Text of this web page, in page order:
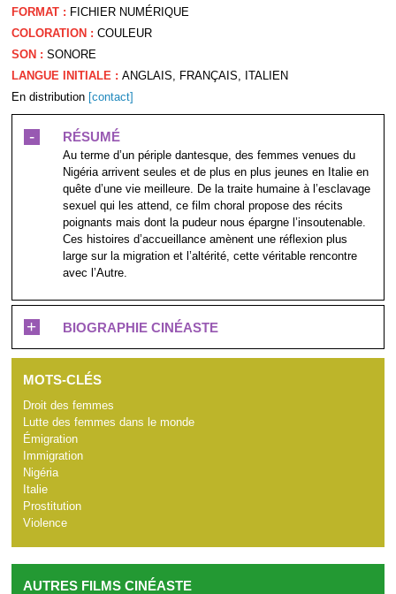
FORMAT : FICHIER NUMÉRIQUE
COLORATION : COULEUR
SON : SONORE
LANGUE INITIALE : ANGLAIS, FRANÇAIS, ITALIEN
En distribution [contact]
- RÉSUMÉ
Au terme d’un périple dantesque, des femmes venues du
Nigéria arrivent seules et de plus en plus jeunes en Italie en
quête d’une vie meilleure. De la traite humaine à l’esclavage
sexuel qui les attend, ce film choral propose des récits
poignants mais dont la pudeur nous épargne l’insoutenable.
Ces histoires d’accueillance amènent une réflexion plus
large sur la migration et l’altérité, cette véritable rencontre
avec l’Autre.
+ BIOGRAPHIE CINÉASTE
MOTS-CLÉS
Droit des femmes
Lutte des femmes dans le monde
Émigration
Immigration
Nigéria
Italie
Prostitution
Violence
AUTRES FILMS CINÉASTE